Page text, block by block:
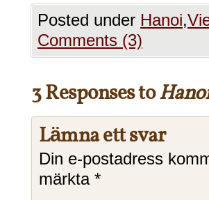
Posted under Hanoi,
Comments (3)
3 Responses to
Lämna ett svar
Din e-postadress
märkta *